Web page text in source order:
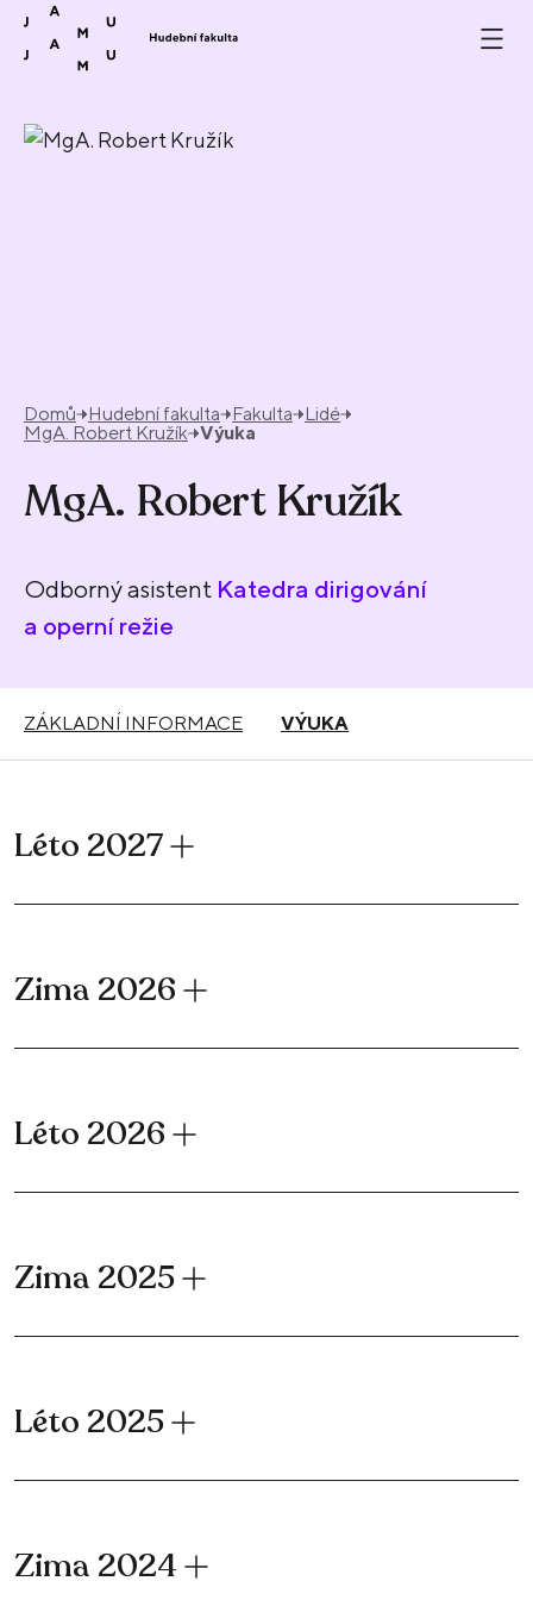
Přeskočit na obsah
Domů Hudební fakulta Fakulta
Lidé
MgA. Robert Kružík Výuka
MgA. Robert Kružík
Odborný asistent Katedra dirigování
a operní režie
ZÁKLADNÍ INFORMACE VÝUKA
Léto 2027
Zima 2026
Léto 2026
Zima 2025
Léto 2025
Zima 2024